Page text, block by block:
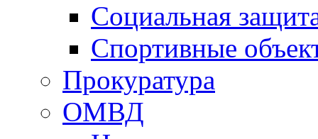
Социальная
Спортивные
Прокуратура
ОМВД